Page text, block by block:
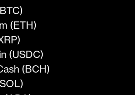
(ETH)
(USDC)
(BCH)